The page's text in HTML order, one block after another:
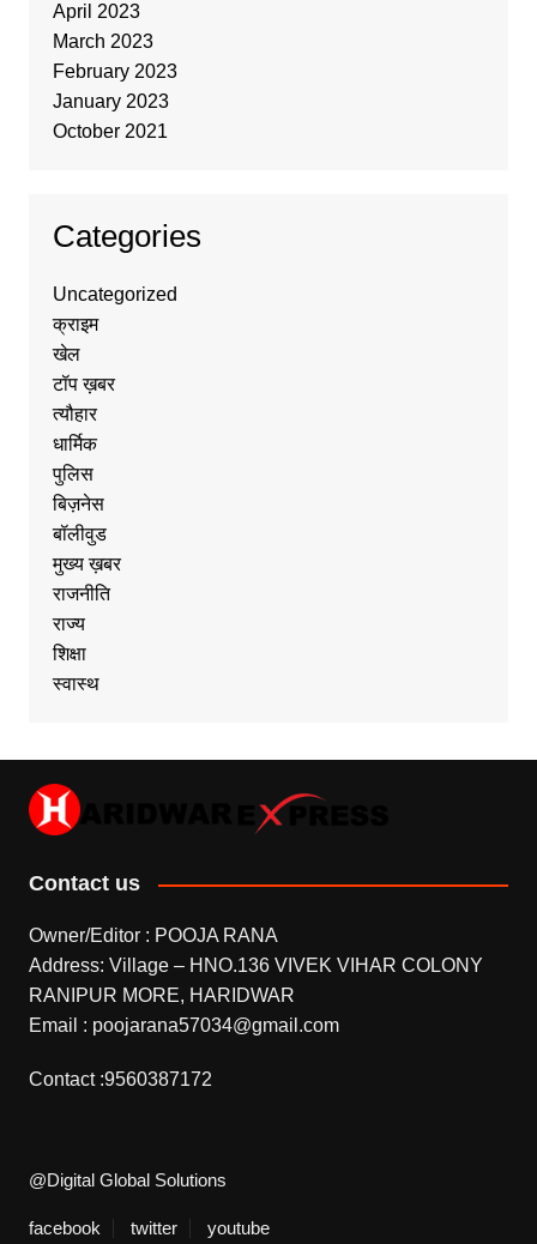
April 2023
March 2023
February 2023
January 2023
October 2021
Categories
Uncategorized
क्राइम
खेल
टॉप ख़बर
त्यौहार
धार्मिक
पुलिस
बिज़नेस
बॉलीवुड
मुख्य ख़बर
राजनीति
राज्य
शिक्षा
स्वास्थ
Contact us
Owner/Editor : POOJA RANA
Address: Village – HNO.136 VIVEK VIHAR COLONY
RANIPUR MORE, HARIDWAR
Email : poojarana57034@gmail.com
Contact :9560387172
@Digital Global Solutions
facebook twitter youtube